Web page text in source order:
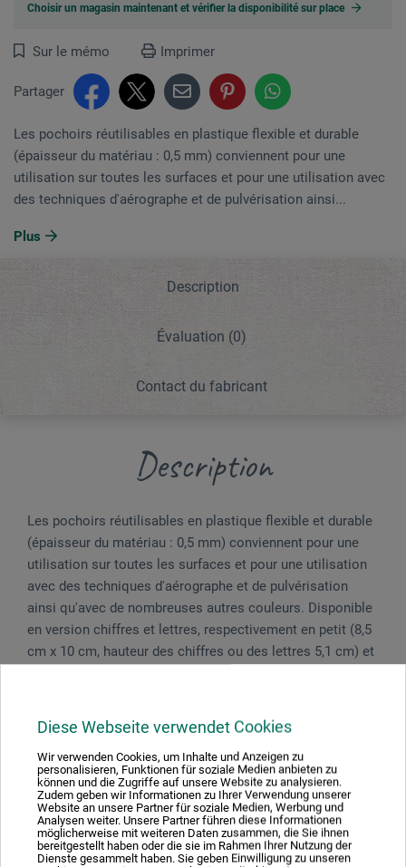
Diese Webseite verwendet Cookies
Wir verwenden Cookies, um Inhalte und Anzeigen zu
personalisieren, Funktionen für soziale Medien anbieten zu
können und die Zugriffe auf unsere Website zu analysieren.
Zudem geben wir Informationen zu Ihrer Verwendung unserer
Website an unsere Partner für soziale Medien, Werbung und
Analysen weiter. Unsere Partner führen diese Informationen
möglicherweise mit weiteren Daten zusammen, die Sie ihnen
bereitgestellt haben oder die sie im Rahmen Ihrer Nutzung der
Dienste gesammelt haben. Sie geben Einwilligung zu unseren
Choisir un magasin maintenant et vérifier la disponibilité sur place
Sur le mémo Imprimer
Partager
Les pochoirs réutilisables en plastique flexible et durable
(épaisseur du matériau : 0,5 mm) conviennent pour une
utilisation sur toutes les surfaces et pour une utilisation avec
des techniques d'aérographe et de pulvérisation ainsi...
Plus
Description
Évaluation (0)
Contact du fabricant
Description
Les pochoirs réutilisables en plastique flexible et durable
(épaisseur du matériau : 0,5 mm) conviennent pour une
utilisation sur toutes les surfaces et pour une utilisation
avec des techniques d'aérographe et de pulvérisation
ainsi qu'avec de nombreuses autres couleurs. Disponible
en version chiffres et lettres, respectivement en petit (8,5
cm x 10 cm, hauteur des chiffres ou des lettres 5,1 cm) et
chiffres de 0 à 9 et 18 symboles, le lot d'alphabet de 26
pièces comprend les 26 lettres en écriture sans
empattement.